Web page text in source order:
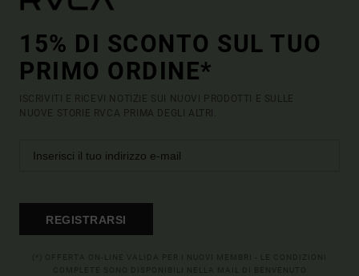
15% DI SCONTO SUL TUO
PRIMO ORDINE*
ISCRIVITI E RICEVI NOTIZIE SUI NUOVI PRODOTTI E SULLE
NUOVE STORIE RVCA PRIMA DEGLI ALTRI.
REGISTRARSI